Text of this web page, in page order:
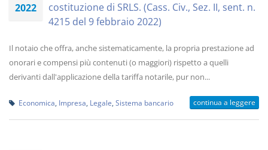
2022
costituzione di SRLS. (Cass. Civ., Sez. II, sent. n.
4215 del 9 febbraio 2022)
Il notaio che offra, anche sistematicamente, la propria prestazione ad
onorari e compensi più contenuti (o maggiori) rispetto a quelli
derivanti dall'applicazione della tariffa notarile, pur non...
Economica Impresa Legale Sistema bancario continua a leggere